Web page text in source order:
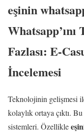
eşinin
Fazlası: E-
İncelemesi
Teknolojinin gelişmesi
kolaylık ortaya çıktı.
sistemleri. Özellikle